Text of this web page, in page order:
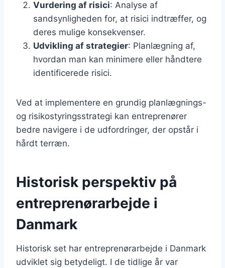
Vurdering af risici: Analyse af
sandsynligheden for, at risici indtræffer, og
deres mulige konsekvenser.
Udvikling af strategier: Planlægning af,
hvordan man kan minimere eller håndtere
identificerede risici.
Ved at implementere en grundig planlægnings-
og risikostyringsstrategi kan entreprenører
bedre navigere i de udfordringer, der opstår i
hårdt terræn.
Historisk perspektiv på
entreprenørarbejde i
Danmark
Historisk set har entreprenørarbejde i Danmark
udviklet sig betydeligt. I de tidlige år var